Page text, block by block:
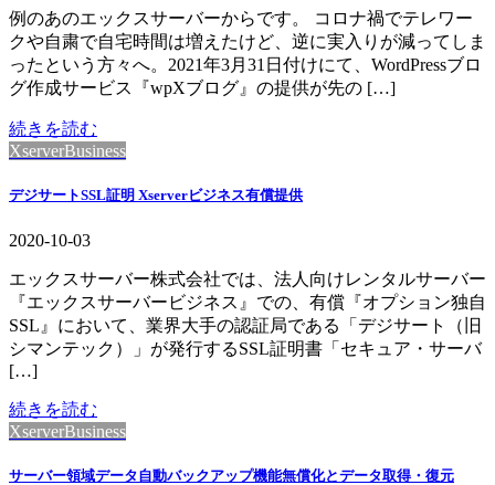
例のあのエックスサーバーからです。 コロナ禍でテレワー
クや自粛で自宅時間は増えたけど、逆に実入りが減ってしま
ったという方々へ。2021年3月31日付けにて、WordPressブロ
グ作成サービス『wpXブログ』の提供が先の […]
続きを読む
XserverBusiness
デジサートSSL証明 Xserverビジネス有償提供
2020-10-03
エックスサーバー株式会社では、法人向けレンタルサーバー
『エックスサーバービジネス』での、有償『オプション独自
SSL』において、業界大手の認証局である「デジサート（旧
シマンテック）」が発行するSSL証明書「セキュア・サーバ
[…]
続きを読む
XserverBusiness
サーバー領域データ自動バックアップ機能無償化とデータ取得・復元